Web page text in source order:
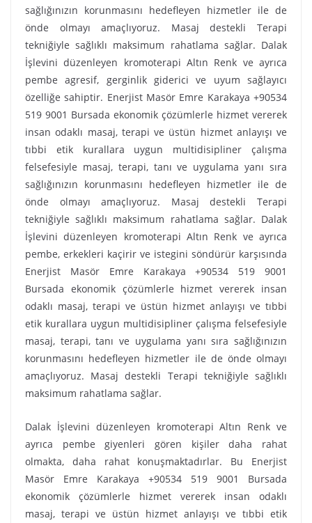
sağlığınızın korunmasını hedefleyen hizmetler ile de
önde olmayı amaçlıyoruz. Masaj destekli Terapi
tekniğiyle sağlıklı maksimum rahatlama sağlar. Dalak
İşlevini düzenleyen kromoterapi Altın Renk ve ayrıca
pembe agresif, gerginlik giderici ve uyum sağlayıcı
özelliğe sahiptir. Enerjist Masör Emre Karakaya +90534
519 9001 Bursada ekonomik çözümlerle hizmet vererek
insan odaklı masaj, terapi ve üstün hizmet anlayışı ve
tıbbi etik kurallara uygun multidisipliner çalışma
felsefesiyle masaj, terapi, tanı ve uygulama yanı sıra
sağlığınızın korunmasını hedefleyen hizmetler ile de
önde olmayı amaçlıyoruz. Masaj destekli Terapi
tekniğiyle sağlıklı maksimum rahatlama sağlar. Dalak
İşlevini düzenleyen kromoterapi Altın Renk ve ayrıca
pembe, erkekleri kaçirir ve istegini söndürür karşısında
Enerjist Masör Emre Karakaya +90534 519 9001
Bursada ekonomik çözümlerle hizmet vererek insan
odaklı masaj, terapi ve üstün hizmet anlayışı ve tıbbi
etik kurallara uygun multidisipliner çalışma felsefesiyle
masaj, terapi, tanı ve uygulama yanı sıra sağlığınızın
korunmasını hedefleyen hizmetler ile de önde olmayı
amaçlıyoruz. Masaj destekli Terapi tekniğiyle sağlıklı
maksimum rahatlama sağlar.
Dalak İşlevini düzenleyen kromoterapi Altın Renk ve
ayrıca pembe giyenleri gören kişiler daha rahat
olmakta, daha rahat konuşmaktadırlar. Bu Enerjist
Masör Emre Karakaya +90534 519 9001 Bursada
ekonomik çözümlerle hizmet vererek insan odaklı
masaj, terapi ve üstün hizmet anlayışı ve tıbbi etik